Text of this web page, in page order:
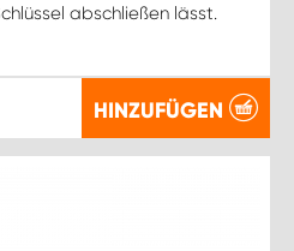
abschließen lässt.
HINZUFÜGEN